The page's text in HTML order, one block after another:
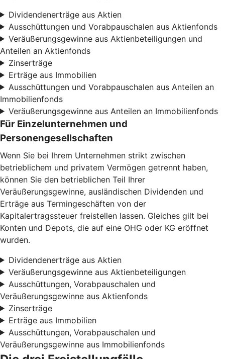
Dividendenerträge aus Aktien
Ausschüttungen und Vorabpauschalen aus Aktienfonds
Veräußerungsgewinne aus Aktienbeteiligungen und
Anteilen an Aktienfonds
Zinserträge
Erträge aus Immobilien
Ausschüttungen und Vorabpauschalen aus Anteilen an
Immobilienfonds
Veräußerungsgewinne aus Anteilen an Immobilienfonds
Für Einzelunternehmen und
Personengesellschaften
Wenn Sie bei Ihrem Unternehmen strikt zwischen
betrieblichem und privatem Vermögen getrennt haben,
können Sie den betrieblichen Teil Ihrer
Veräußerungsgewinne, ausländischen Dividenden und
Erträge aus Termingeschäften von der
Kapitalertragssteuer freistellen lassen. Gleiches gilt bei
Konten und Depots, die auf eine OHG oder KG eröffnet
wurden.
Dividendenerträge aus Aktien
Veräußerungsgewinne aus Aktienbeteiligungen
Ausschüttungen, Vorabpauschalen und
Veräußerungsgewinne aus Aktienfonds
Zinserträge
Erträge aus Immobilien
Ausschüttungen, Vorabpauschalen und
Veräußerungsgewinne aus Immobilienfonds